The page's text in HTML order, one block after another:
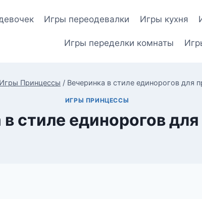
Игры переодевалки Игры кухня
Игры переделки комнаты
Игры Принцессы / Вечеринка в стиле единорогов для
ИГРЫ ПРИНЦЕССЫ
стиле единорогов